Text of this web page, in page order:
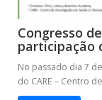
Congresso
participação
No passado dia 7
do CARE – Centro